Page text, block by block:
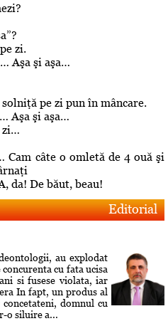
zi.
Aşa şi aşa…
pe zi pun în mâncare.
Aşa şi aşa…
zi…
câte o omletă de 4 ouă şi
da! De băut, beau!
Editorial
au explodat
cu fata ucisa
si fusese violata, iar
In fapt, un produs al
domnul cu
o siluire a...